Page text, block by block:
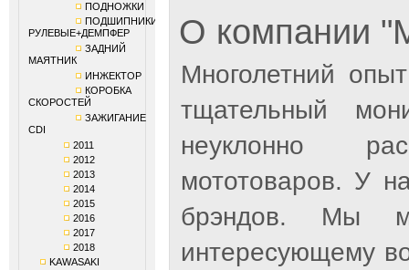
ПОДНОЖКИ
ПОДШИПНИКИ
РУЛЕВЫЕ+ДЕМПФЕР
ЗАДНИЙ
МАЯТНИК
ИНЖЕКТОР
КОРОБКА
СКОРОСТЕЙ
ЗАЖИГАНИЕ
CDI
2011
2012
2013
2014
2015
2016
2017
2018
KAWASAKI
О компании
Многолетний
тщательный
неуклонно
мототоваров. У
брэндов. Мы
интересующему